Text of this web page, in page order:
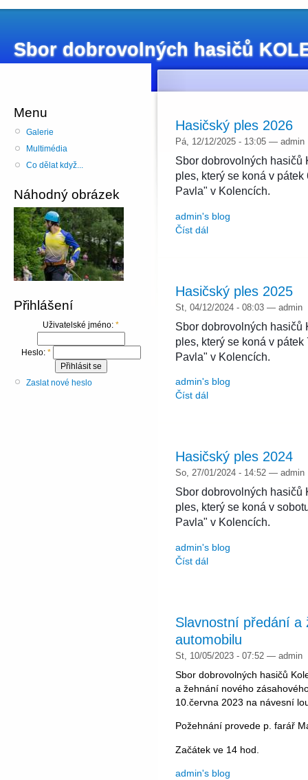
Sbor dobrovolných hasičů
Menu
Galerie
Multimédia
Co dělat když...
Náhodný obrázek
Přihlášení
Uživatelské jméno: *
Heslo: *
Zaslat nové heslo
Hasičský ples 2026
Pá, 12/12/2025 - 13:05 — admin
Sbor dobrovolných hasičů
ples, který se koná v
Pavla" v Kolencích.
admin's blog
Číst dál
Hasičský ples 2025
St, 04/12/2024 - 08:03 — admin
Sbor dobrovolných hasičů
ples, který se koná v
Pavla" v Kolencích.
admin's blog
Číst dál
Hasičský ples 2024
So, 27/01/2024 - 14:52 — admin
Sbor dobrovolných hasičů
ples, který se koná v
Pavla" v Kolencích.
admin's blog
Číst dál
Slavnostní předání a
automobilu
St, 10/05/2023 - 07:52 — admin
Sbor dobrovolných hasičů
a žehnání nového
10.června 2023 na návesní
Požehnání provede p. farář
Začátek ve 14 hod.
admin's blog